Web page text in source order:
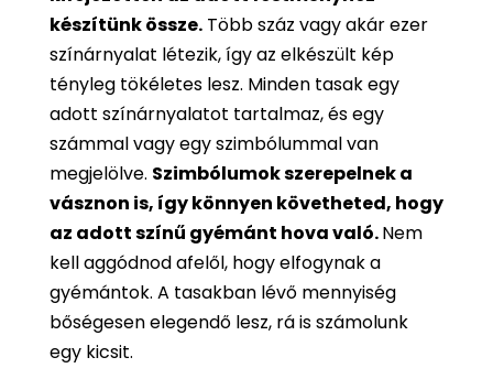
készítünk össze. Több száz vagy akár ezer
színárnyalat létezik, így az elkészült kép
tényleg tökéletes lesz. Minden tasak egy
adott színárnyalatot tartalmaz, és egy
számmal vagy egy szimbólummal van
megjelölve. Szimbólumok szerepelnek a
vásznon is, így könnyen követheted, hogy
az adott színű gyémánt hova való.Nem
kell aggódnod afelől, hogy elfogynak a
gyémántok. A tasakban lévő mennyiség
bőségesen elegendő lesz, rá is számolunk
egy kicsit.